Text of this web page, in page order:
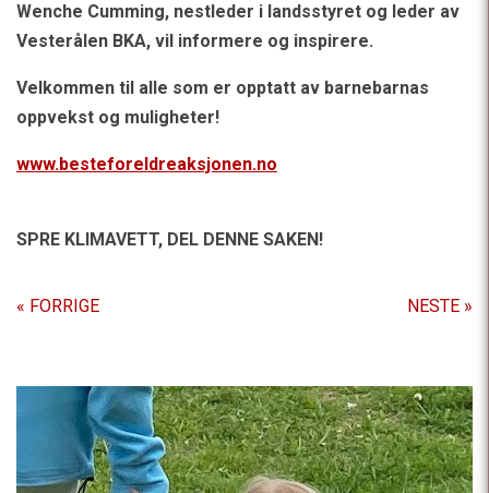
Wenche Cumming, nestleder i landsstyret og leder av
Vesterålen BKA, vil informere og inspirere.
Velkommen til alle som er opptatt av barnebarnas
oppvekst og muligheter!
www.besteforeldreaksjonen.no
SPRE KLIMAVETT, DEL DENNE SAKEN!
« FORRIGE NESTE »